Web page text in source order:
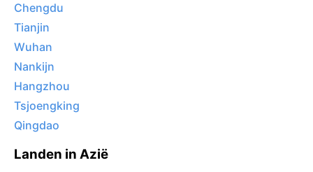
Chengdu
Tianjin
Wuhan
Nankijn
Hangzhou
Tsjoengking
Qingdao
Landen in Azië